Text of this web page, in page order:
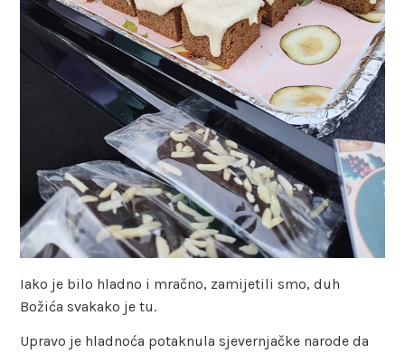
Iako je bilo hladno i mračno, zamijetili smo, duh
Božića svakako je tu.
Upravo je hladnoća potaknula sjevernjačke narode da